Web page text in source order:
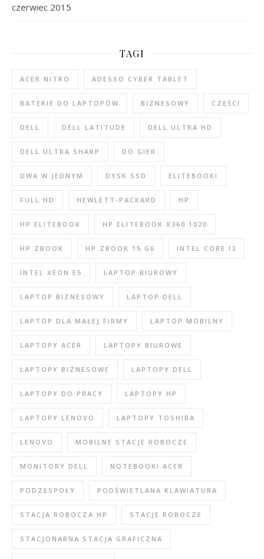
czerwiec 2015
TAGI
ACER NITRO ADESSO CYBER TABLET
BATERIE DO LAPTOPÓW BIZNESOWY CZĘŚCI
DELL DELL LATITUDE DELL ULTRA HD
DELL ULTRA SHARP DO GIER
DWA W JEDNYM DYSK SSD ELITEBOOKI
FULL HD HEWLETT-PACKARD HP
HP ELITEBOOK HP ELITEBOOK X360 1020
HP ZBOOK HP ZBOOK 15 G6 INTEL CORE I3
INTEL XEON E5 LAPTOP BIUROWY
LAPTOP BIZNESOWY LAPTOP DELL
LAPTOP DLA MAŁEJ FIRMY LAPTOP MOBILNY
LAPTOPY ACER LAPTOPY BIUROWE
LAPTOPY BIZNESOWE LAPTOPY DELL
LAPTOPY DO PRACY LAPTOPY HP
LAPTOPY LENOVO LAPTOPY TOSHIBA
LENOVO MOBILNE STACJE ROBOCZE
MONITORY DELL NOTEBOOKI ACER
PODZESPOŁY PODŚWIETLANA KLAWIATURA
STACJA ROBOCZA HP STACJE ROBOCZE
STACJONARNA STACJA GRAFICZNA